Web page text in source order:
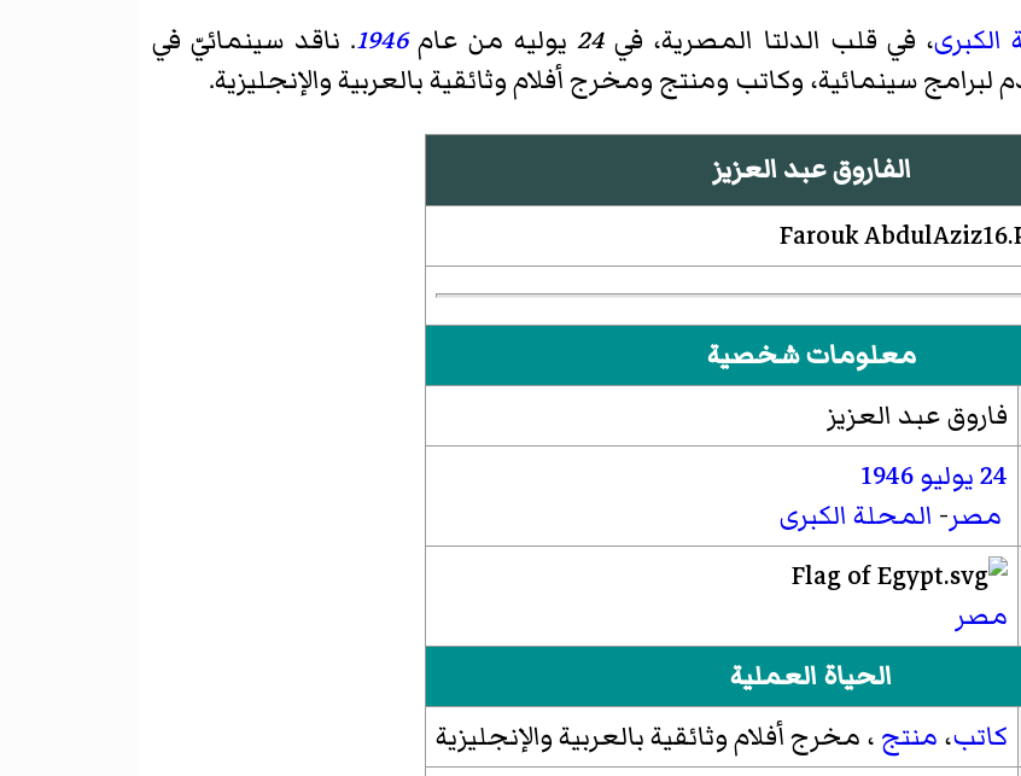
الكبرى، في قلب الدلتا المصرية، في24 يوليه من عام1946. ناقد سينمائيّ في
لبرامج سينمائية، وكاتب ومنتج ومخرج أفلام وثائقية بالعربية والإنجليزية.
الفاروق عبد العزيز
معلومات شخصية
فاروق عبد العزيز
24 يوليو
1946
مصر- المحلة الكبرى
مصر
الحياة العملية
كاتب، منتج ، مخرج أفلام وثائقية بالعربية والإنجليزية